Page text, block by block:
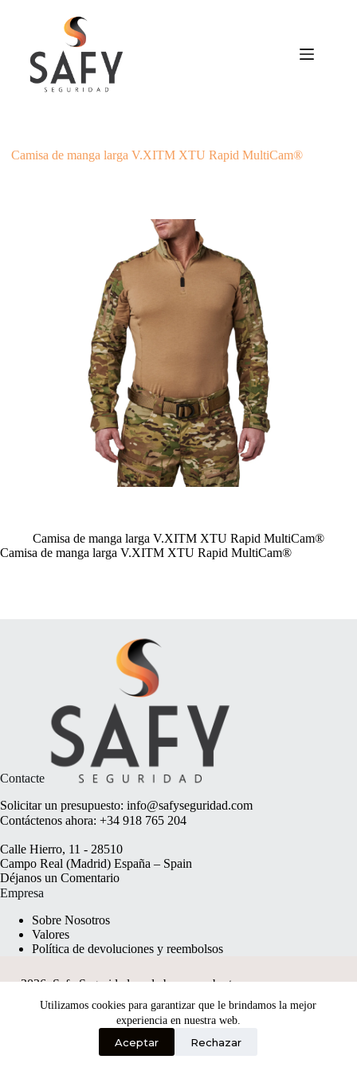
Utilizamos cookies para garantizar que le brindamos la mejor
experiencia en nuestra web.
Aceptar Rechazar
Camisa de manga larga V.XITM XTU Rapid MultiCam®
Camisa de manga larga V.XITM XTU Rapid MultiCam®
Camisa de manga larga V.XITM XTU Rapid MultiCam®
Contacte
Solicitar un presupuesto: info@safyseguridad.com
Contáctenos ahora: +34 918 765 204
Calle Hierro, 11 - 28510
Campo Real (Madrid) España – Spain
Déjanos un Comentario
Empresa
Sobre Nosotros
Valores
Política de devoluciones y reembolsos
2026, Safy Seguridad made byanyweb.pt